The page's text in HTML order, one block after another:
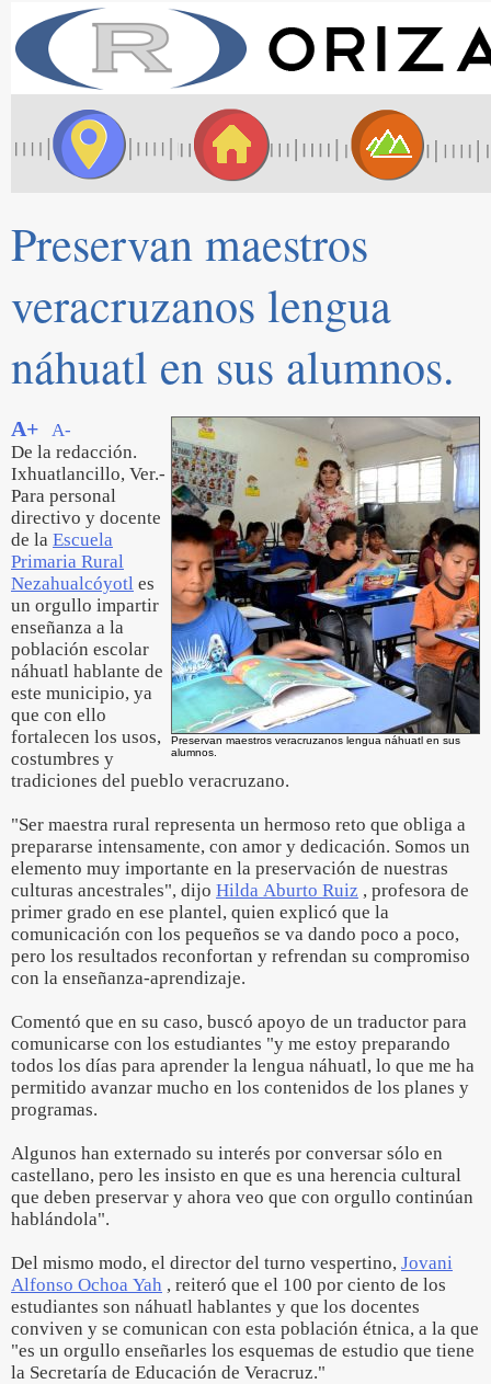
Preservan maestros
veracruzanos lengua
náhuatl en sus alumnos.
Preservan maestros veracruzanos lengua náhuatl en sus
alumnos.
A+
A-
De la redacción.
Ixhuatlancillo, Ver.-
Para personal
directivo y docente
de la Escuela
Primaria Rural
Nezahualcóyotl es
un orgullo impartir
enseñanza a la
población escolar
náhuatl hablante de
este municipio, ya
que con ello
fortalecen los usos,
costumbres y
tradiciones del pueblo veracruzano.
"Ser maestra rural representa un hermoso reto que obliga a
prepararse intensamente, con amor y dedicación. Somos un
elemento muy importante en la preservación de nuestras
culturas ancestrales", dijo Hilda Aburto Ruiz , profesora de
primer grado en ese plantel, quien explicó que la
comunicación con los pequeños se va dando poco a poco,
pero los resultados reconfortan y refrendan su compromiso
con la enseñanza-aprendizaje.
Comentó que en su caso, buscó apoyo de un traductor para
comunicarse con los estudiantes "y me estoy preparando
todos los días para aprender la lengua náhuatl, lo que me ha
permitido avanzar mucho en los contenidos de los planes y
programas.
Algunos han externado su interés por conversar sólo en
castellano, pero les insisto en que es una herencia cultural
que deben preservar y ahora veo que con orgullo continúan
hablándola".
Del mismo modo, el director del turno vespertino, Jovani
Alfonso Ochoa Yah , reiteró que el 100 por ciento de los
estudiantes son náhuatl hablantes y que los docentes
conviven y se comunican con esta población étnica, a la que
"es un orgullo enseñarles los esquemas de estudio que tiene
la Secretaría de Educación de Veracruz."